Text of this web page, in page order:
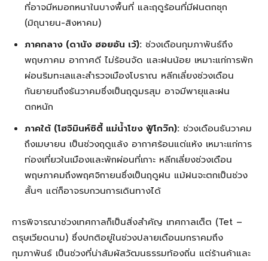
ที่อาจมีหมอกหนาในบางพื้นที่ และฤดูร้อนที่มีฝนตกชุก
(มิถุนายน-สิงหาคม)
ภาคกลาง (ดานัง ฮอยอัน เว้): ช่วงเดือนกุมภาพันธ์ถึง
พฤษภาคม อากาศดี ไม่ร้อนจัด และฝนน้อย เหมาะแก่การพัก
ผ่อนริมทะเลและสำรวจเมืองโบราณ หลีกเลี่ยงช่วงเดือน
กันยายนถึงธันวาคมซึ่งเป็นฤดูมรสุม อาจมีพายุและฝน
ตกหนัก
ภาคใต้ (โฮจิมินห์ซิตี้ แม่น้ำโขง ฟู้โกว๊ก): ช่วงเดือนธันวาคม
ถึงเมษายน เป็นช่วงฤดูแล้ง อากาศร้อนแต่แห้ง เหมาะแก่การ
ท่องเที่ยวในเมืองและพักผ่อนที่เกาะ หลีกเลี่ยงช่วงเดือน
พฤษภาคมถึงพฤศจิกายนซึ่งเป็นฤดูฝน แม้ฝนจะตกเป็นช่วง
สั้นๆ แต่ก็อาจรบกวนการเดินทางได้
การพิจารณาช่วงเทศกาลก็เป็นสิ่งสำคัญ เทศกาลเต็ต (Tet –
ตรุษเวียดนาม) ซึ่งปกติอยู่ในช่วงปลายเดือนมกราคมถึง
กุมภาพันธ์ เป็นช่วงที่น่าสัมผัสวัฒนธรรมท้องถิ่น แต่ร้านค้าและ